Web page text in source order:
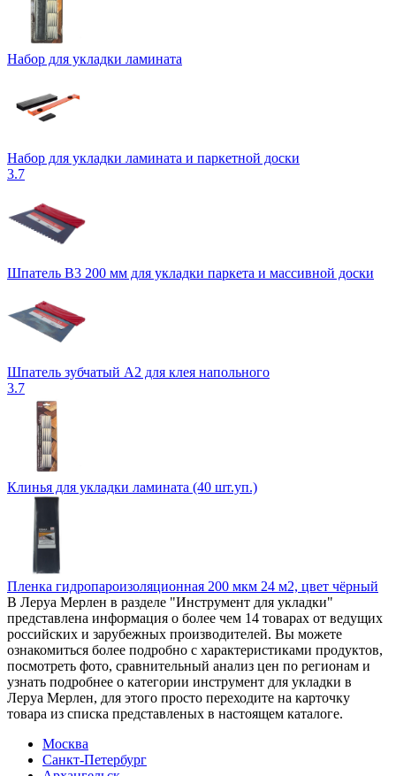
Набор для укладки ламината
Набор для укладки ламината и паркетной доски
3.7
Шпатель В3 200 мм для укладки паркета и массивной доски
Шпатель зубчатый А2 для клея напольного
3.7
Клинья для укладки ламината (40 шт.уп.)
Пленка гидропароизоляционная 200 мкм 24 м2, цвет чёрный
В Леруа Мерлен в разделе "Инструмент для укладки"
представлена информация о более чем 14 товарах от ведущих
российских и зарубежных производителей. Вы можете
ознакомиться более подробно c характеристиками продуктов,
посмотреть фото, сравнительный анализ цен по регионам и
узнать подробнее о категории инструмент для укладки в
Леруа Мерлен, для этого просто переходите на карточку
товара из списка представленых в настоящем каталоге.
Москва
Санкт-Петербург